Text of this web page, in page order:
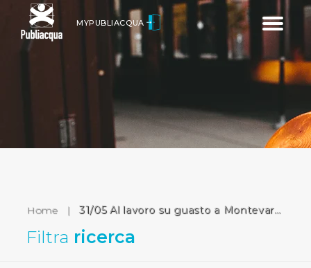
Toggle
MYPUBLIACQUA
Home | 31/05 Al lavoro su guasto a Montevarchi
Filtra ricerca